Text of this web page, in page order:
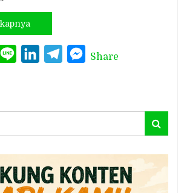
Line LinkedInTelegramMessenger
Share
Search